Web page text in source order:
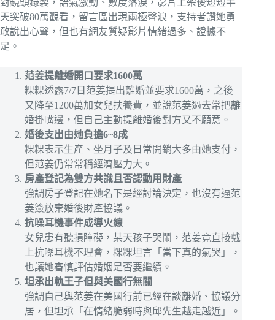
對鏡頭錄製，語氣激動、數度落淚，影片上架後短短半
天突破80萬觀看，留言區出現兩極聲浪，支持者讚她勇
敢說出心聲，但也有網友質疑影片情緒過多、證據不
足。
范姜提離婚開口要求1600萬
粿粿透露7/7日范姜提出離婚並要求1600萬，之後
又降至1200萬加女兒扶養費，並說范姜過去常把離
婚掛嘴邊，但自己主動提離婚後對方又不願意。
婚後支出由她負擔6~8成
粿粿表示生產、坐月子及日常開銷大多由她支付，
但范姜仍常常稱經濟壓力大。
房產登記為雙方共識且否認動用財產
強調房子登記在她名下是經討論決定，也沒有逼范
姜簽放棄婚後財產協議。
抗噪耳機事件成導火線
女兒患有聽損障礙，某天孩子哭鬧，范姜竟直接戴
上抗噪耳機不理會，粿粿坦言「當下真的氣哭」，
也讓她審慎評估婚姻是否要繼續。
坦承出軌王子但與美國行無關
強調自己與范姜在美國行前已經在談離婚、協議分
居，但坦承「在情緒脆弱時與邱先生越走越近」。